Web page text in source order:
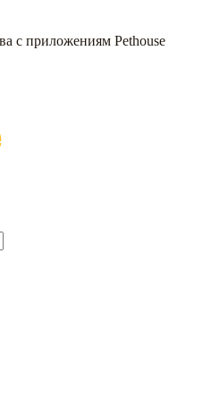
с приложениям Pethouse